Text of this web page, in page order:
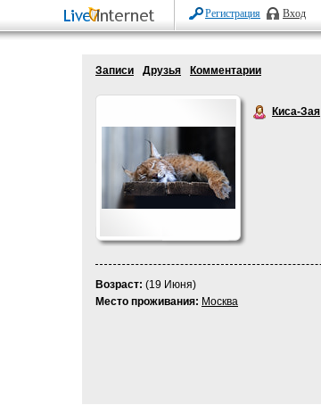
Регистрация Вход
Записи Друзья Комментарии
Киса-Зая
Возраст: (19 Июня)
Место проживания: Москва